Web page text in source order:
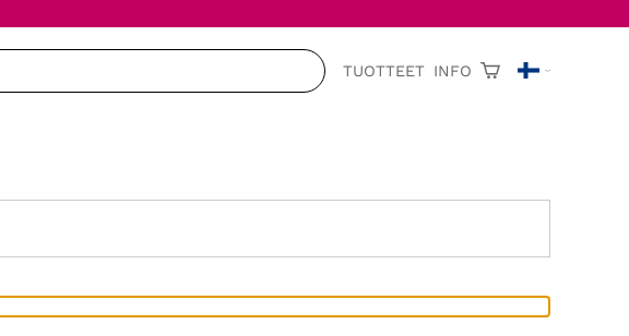
TUOTTEET INFO